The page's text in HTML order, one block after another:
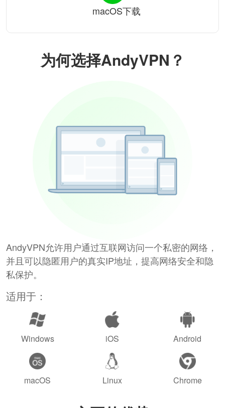
为何选择AndyVPN？
AndyVPN允许用户通过互联网访问一个私密的网络，
并且可以隐匿用户的真实IP地址，提高网络安全和隐
私保护。
适用于：
Windows iOS Android
macOS Linux Chrome
macOS下载